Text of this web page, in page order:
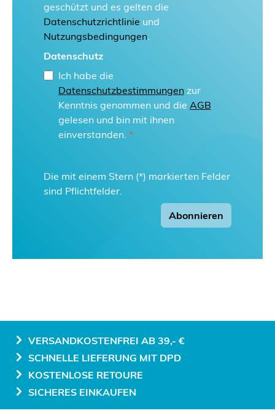
geschützt und es gelten die
Datenschutzrichtlinie und
Nutzungsbedingungen.
Datenschutz
Ich habe die
Datenschutzbestimmungen zur
Kenntnis genommen und die AGB
gelesen und bin mit ihnen
einverstanden. *
Die mit einem Stern (*) markierten Felder
sind Pflichtfelder.
Abonnieren
VERSANDKOSTENFREI AB 39,- €
SCHNELLE LIEFERUNG MIT DPD
KOSTENLOSE RETOURE
SICHERES EINKAUFEN